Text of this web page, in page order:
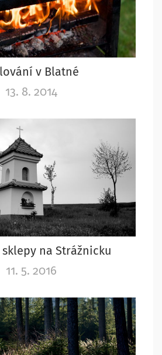
v Blatné
13. 8. 2014
na Strážnicku
11. 5. 2016